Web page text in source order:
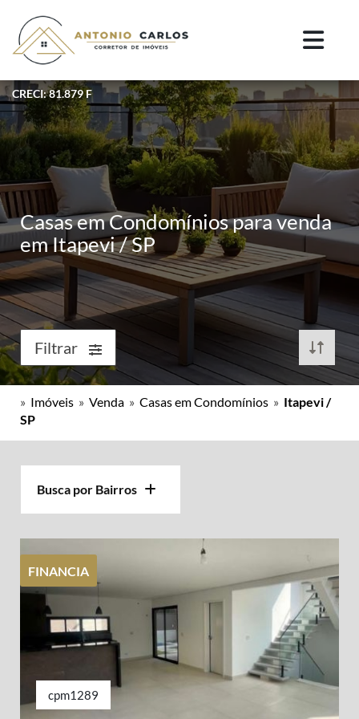
CRECI: 81.879 F
Casas em Condomínios para venda
em Itapevi / SP
Filtrar
» Imóveis » Venda » Casas em Condomínios » Itapevi /
SP
Busca por Bairros
FINANCIA
cpm1289